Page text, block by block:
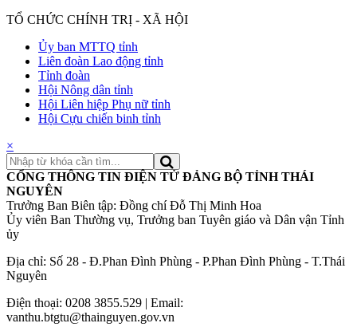
TỔ CHỨC CHÍNH TRỊ - XÃ HỘI
Ủy ban MTTQ tỉnh
Liên đoàn Lao động tỉnh
Tỉnh đoàn
Hội Nông dân tỉnh
Hội Liên hiệp Phụ nữ tỉnh
Hội Cựu chiến binh tỉnh
×
CỔNG THÔNG TIN ĐIỆN TỬ ĐẢNG BỘ TỈNH THÁI
NGUYÊN
Trưởng Ban Biên tập: Đồng chí Đỗ Thị Minh Hoa
Ủy viên Ban Thường vụ, Trưởng ban Tuyên giáo và Dân vận Tỉnh
ủy
Địa chỉ: Số 28 - Đ.Phan Đình Phùng - P.Phan Đình Phùng - T.Thái
Nguyên
Điện thoại: 0208 3855.529 | Email:
vanthu.btgtu@thainguyen.gov.vn